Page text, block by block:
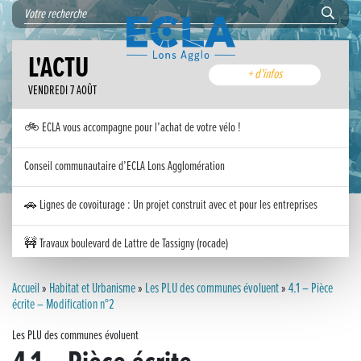
L'ACTU
VENDREDI 7 AOÛT
+ d'infos
🚲 ECLA vous accompagne pour l’achat de votre vélo !
Conseil communautaire d’ECLA Lons Agglomération
🚗 Lignes de covoiturage : Un projet construit avec et pour les entreprises
🚧 Travaux boulevard de Lattre de Tassigny (rocade)
Inauguration nouvelle station d’épuration (STEP) de Trenal
Accueil» Habitat et Urbanisme» Les PLU des communes évoluent»4.1 – Pièce
écrite – Modification n°2
Les PLU des communes évoluent